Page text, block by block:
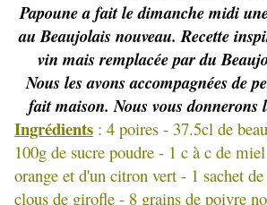
Papoune a fait le dimanche midi
au Beaujolais nouveau. Recette
vin mais remplacée par du
Nous les avons accompagnées de
fait maison. Nous vous
Ingrédients : 4 poires - 37.5cl de
100g de sucre poudre - 1 c à c de
orange et d'un citron vert - 1 sachet
clous de girofle - 8 grains de poivre